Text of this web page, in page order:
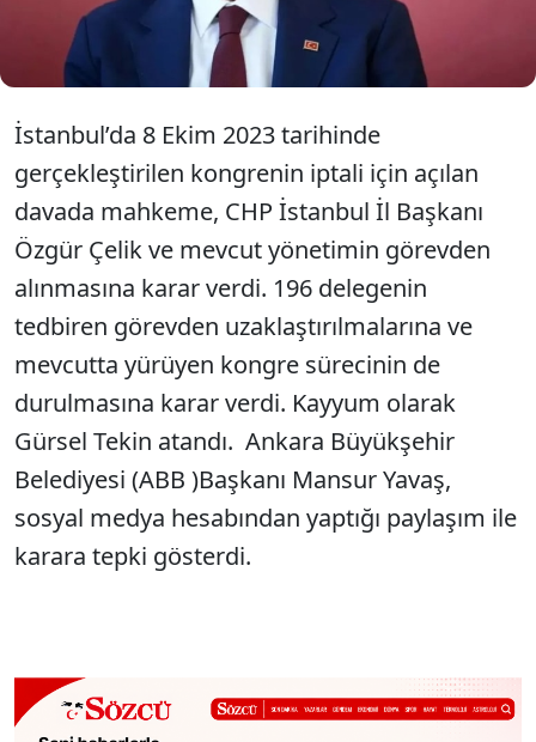
tepki gösterdi.
İstanbul’da 8 Ekim 2023 tarihinde
gerçekleştirilen kongrenin iptali için açılan
davada mahkeme, CHP İstanbul İl Başkanı
Özgür Çelik ve mevcut yönetimin görevden
alınmasına karar verdi. 196 delegenin
tedbiren görevden uzaklaştırılmalarına ve
mevcutta yürüyen kongre sürecinin de
durulmasına karar verdi. Kayyum olarak
Gürsel Tekin atandı. Ankara Büyükşehir
Belediyesi (ABB )Başkanı Mansur Yavaş,
sosyal medya hesabından yaptığı paylaşım ile
karara tepki gösterdi.